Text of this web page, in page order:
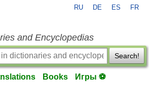
RU DE ES FR
and Encyclopedias
Search!
Books Игры ⚽